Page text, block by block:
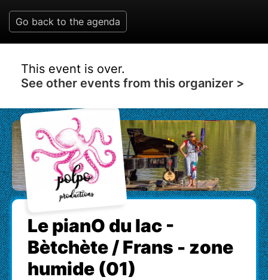
Go back to the agenda
This event is over.
See other events from this organizer >
Le pianO du lac -
Bètchète / Frans - zone
humide (01)